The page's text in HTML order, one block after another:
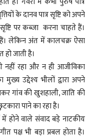
के दानव पात्र सृष्टि को अपने
पर कब्जा करना चाहते हैं।
लेकिन अंत में कालचक्र ऐसा
हो जाती है।
नहीं रहा और न ही आजीविका
मुख्य उद्देश्य भीलों द्वारा अपने
गांव की खुशहाली, जाति की
छुटकारा पाने का रहा है।
में होने वाले संवाद बड़े नाटकीय
पक्ष भी बड़ा प्रबल होता है।